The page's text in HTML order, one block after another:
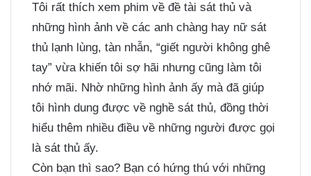
Tôi rất thích xem phim về đề tài sát thủ và
những hình ảnh về các anh chàng hay nữ sát
thủ lạnh lùng, tàn nhẫn, “giết người không ghê
tay” vừa khiến tôi sợ hãi nhưng cũng làm tôi
nhớ mãi. Nhờ những hình ảnh ấy mà đã giúp
tôi hình dung được về nghề sát thủ, đồng thời
hiểu thêm nhiều điều về những người được gọi
là sát thủ ấy.
Còn bạn thì sao? Bạn có hứng thú với những